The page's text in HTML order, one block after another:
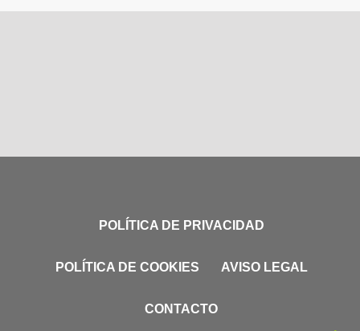
POLÍTICA DE PRIVACIDAD
POLÍTICA DE COOKIES AVISO LEGAL
CONTACTO